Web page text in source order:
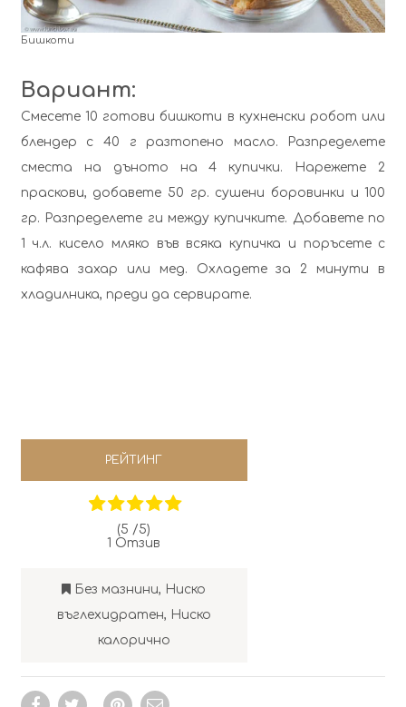
Бишкоти
Вариант:
Смесете 10 готови бишкоти в кухненски робот или
блендер с 40 г разтопено масло. Разпределете
сместа на дъното на 4 купички. Нарежете 2
праскови, добавете 50 гр. сушени боровинки и 100
гр. Разпределете ги между купичките. Добавете по
1 ч.л. кисело мляко във всяка купичка и поръсете с
кафява захар или мед. Охладете за 2 минути в
хладилника, преди да сервирате.
РЕЙТИНГ
(5 /5)
1 Отзив
Без мазнини, Ниско
въглехидратен, Ниско
калорично